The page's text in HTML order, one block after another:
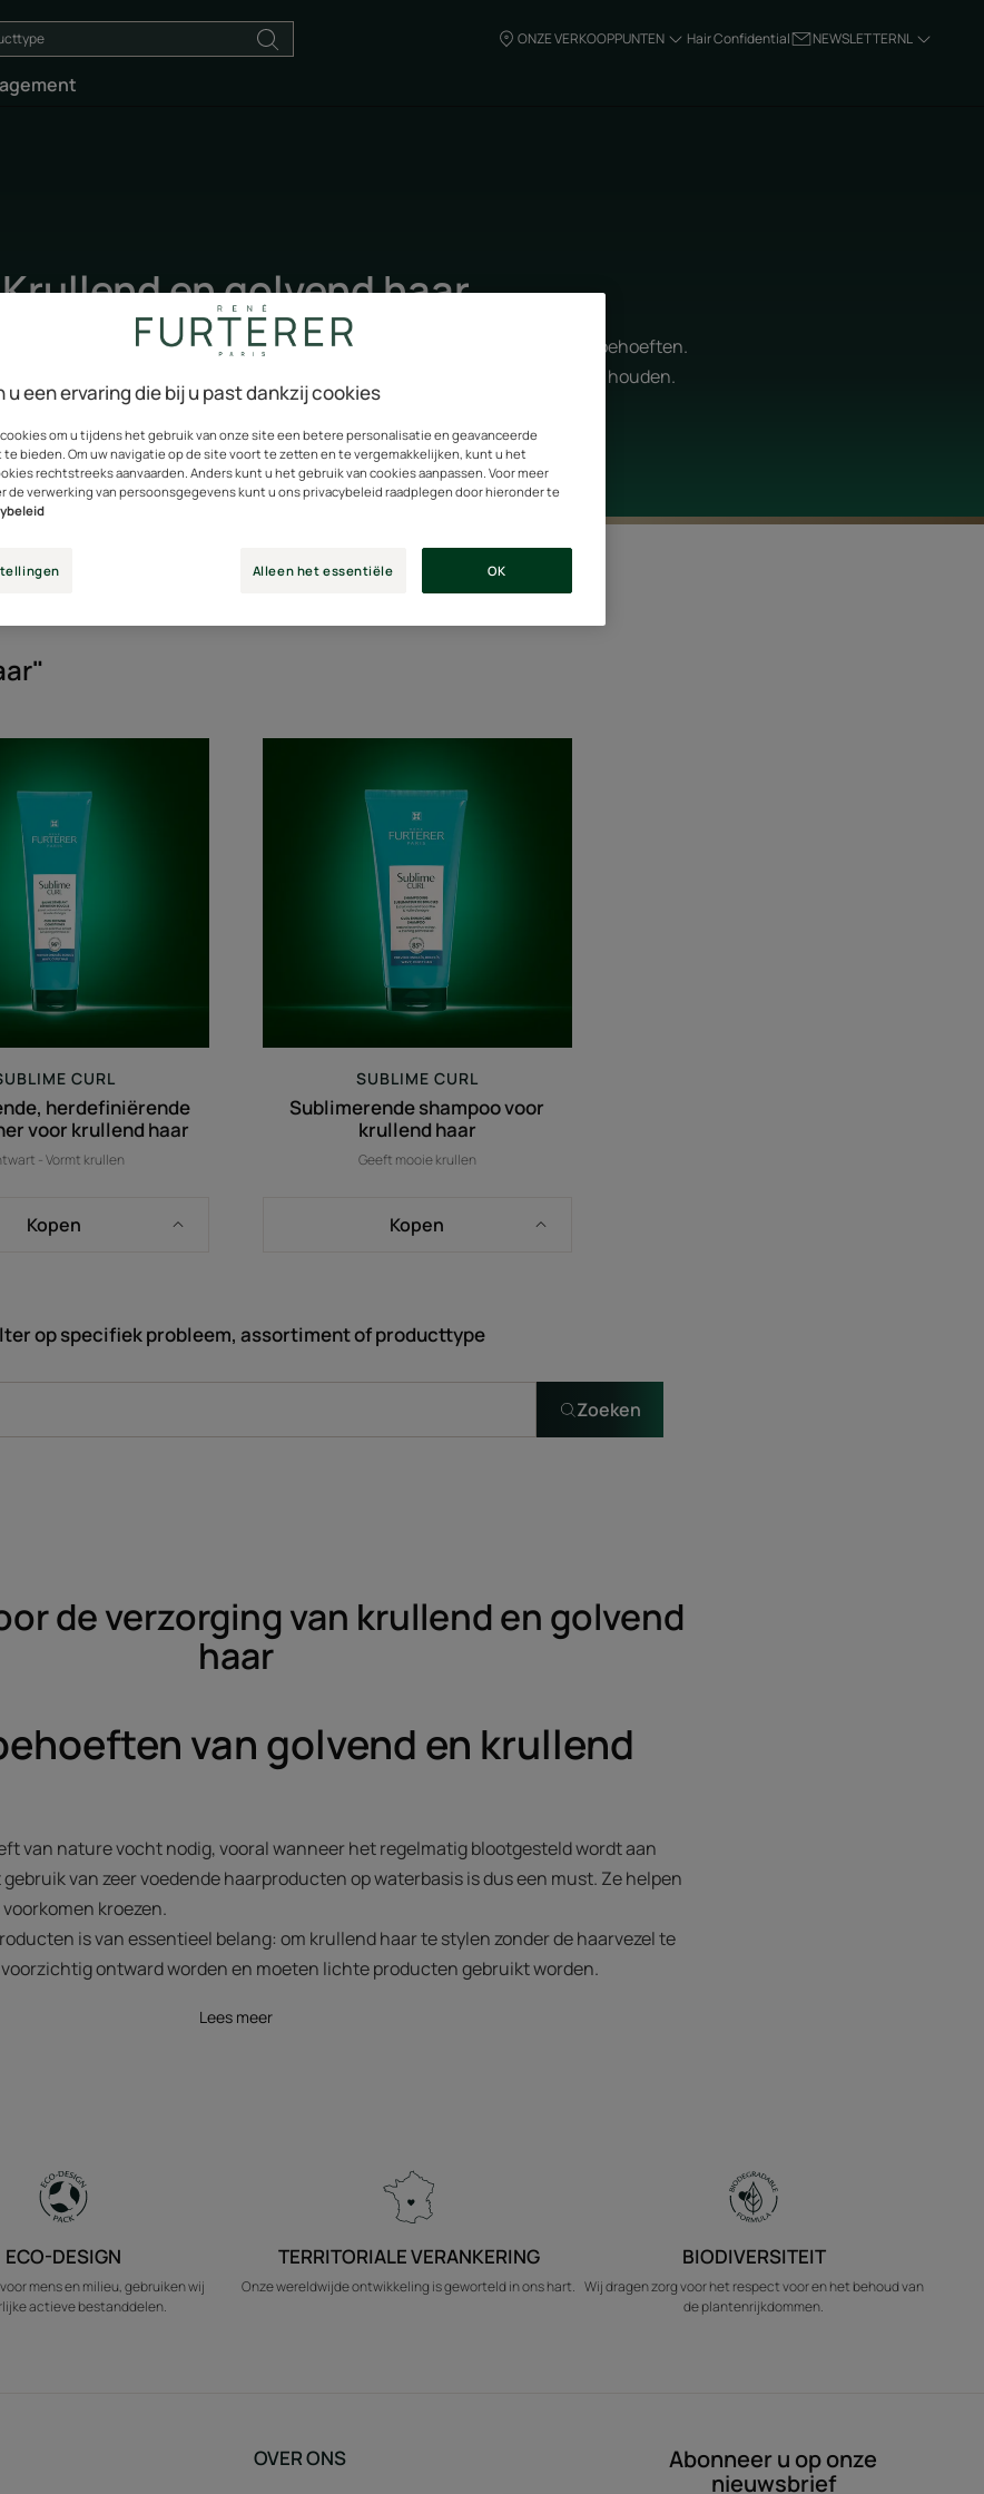
ONZE VERKOOPPUNTEN Hair Confidential NEWSLETTERNL
Krullend en golvend haar
voor krullend haar. Het heeft belangrijke hydratatie- en voedingsbehoeften.
juiste producten en verzorging te kiezen om uw krullen en golven mooi te houden.
Soort product
conditioner
voor
krullend
haar
CURL
herdefiniërende
voor krullend haar
- Vormt krullen
Kopen
krullend
SUBLIME CURL
Sublimerende shampoo voor
krullend haar
Geeft mooie krullen
Kopen
op specifiek probleem, assortiment of producttype
Zoeken
de verzorging van krullend en golvend
haar
van golvend en krullend
van nature vocht nodig, vooral wanneer het regelmatig blootgesteld wordt aan
van zeer voedende haarproducten op waterbasis is dus een must. Ze helpen
kroezen.
is van essentieel belang: om krullend haar te stylen zonder de haarvezel te
ontward worden en moeten lichte producten gebruikt worden.
Lees meer
ECO-DESIGN
mens en milieu, gebruiken wij
actieve bestanddelen.
TERRITORIALE VERANKERING
Onze wereldwijde ontwikkeling is geworteld in ons hart.
BIODIVERSITEIT
Wij dragen zorg voor het respect voor en het behoud van
de plantenrijkdommen.
Abonneer u op onze
nieuwsbrief
OVER ONS
u een ervaring die bij u past dankzij cookies
om u tijdens het gebruik van onze site een betere personalisatie en geavanceerde
bieden. Om uw navigatie op de site voort te zetten en te vergemakkelijken, kunt u het
rechtstreeks aanvaarden. Anders kunt u het gebruik van cookies aanpassen. Voor meer
de verwerking van persoonsgegevens kunt u ons privacybeleid raadplegen door hieronder te
Alleen het essentiële OK